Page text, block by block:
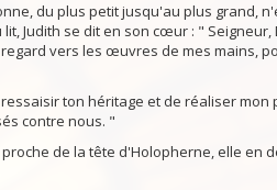
du plus petit jusqu'au plus grand,
Judith se dit en son cœur : " Seigneur,
vers les œuvres de mes mains,
ton héritage et de réaliser mon
contre nous. "
de la tête d'Holopherne, elle en